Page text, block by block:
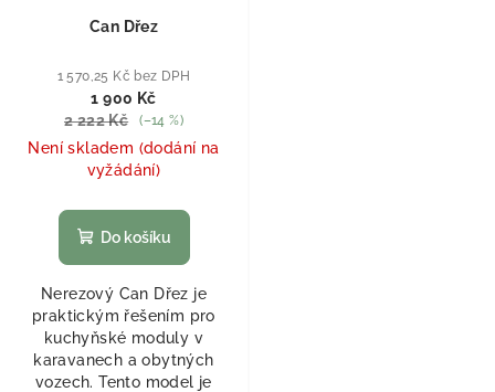
Can Dřez
1 570,25 Kč bez DPH
1 900 Kč
2 222 Kč
(–14 %)
Není skladem (dodání na
vyžádání)
Do košíku
Nerezový Can Dřez je
praktickým řešením pro
kuchyňské moduly v
karavanech a obytných
vozech. Tento model je